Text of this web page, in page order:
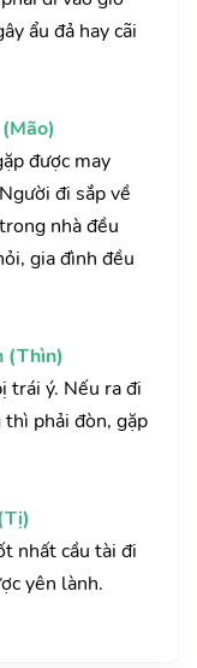
ẩu đả hay cãi
được may
đi sắp về
nhà đều
gia đình đều
(Thìn)
trái ý. Nếu ra đi
phải đòn, gặp
nhất cầu tài đi
yên lành.